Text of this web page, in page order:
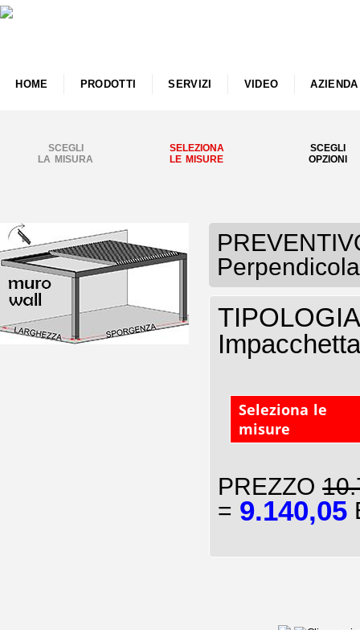
HOME PRODOTTI SERVIZI VIDEO AZIENDA
SCEGLI
LA MISURA
SELEZIONA
LE MISURE
SCEGLI
OPZIONI
Seleziona le
misure
PREZZO
= 9.140,05